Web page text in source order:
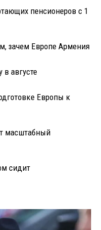
пенсионеров с 1
зачем Европе Армения
августе
Европы к
масштабный
сидит